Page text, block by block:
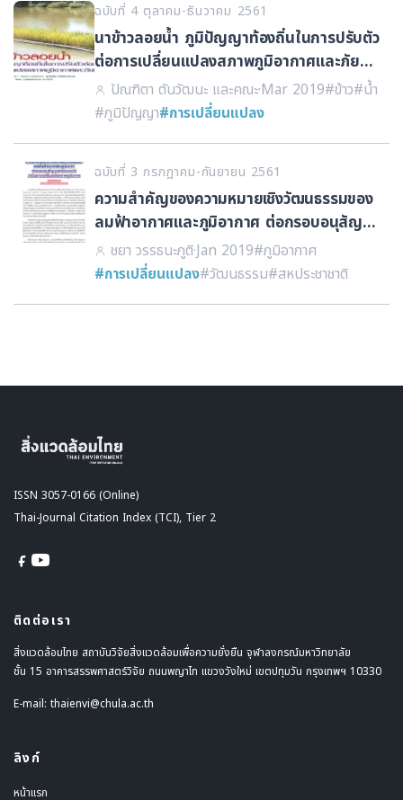
ฉบับที่ 4 ตุลาคม-ธันวาคม 2561
นาข้าวลอยน้ำ ภูมิปัญญาท้องถิ่นในการปรับตัว
ต่อการเปลี่ยนแปลงสภาพภูมิอากาศและภัย
พิบัติปัณฑิตา ตันวัฒนะ และคณะ·Mar 2019#ข้าว#น้ำ
#ภูมิปัญญา#การเปลี่ยนแปลง
ฉบับที่ 3 กรกฎาคม-กันยายน 2561
ความสำคัญของความหมายเชิงวัฒนธรรมของ
ลมฟ้าอากาศและภูมิอากาศ ต่อกรอบอนุสัญญา
สหประชาชาติว่าด้วยการเปลี่ยนแปลงสภาพภูมิ
อากาศ
ชยา วรรธนะภูติ·Jan 2019#ภูมิอากาศ
#การเปลี่ยนแปลง#วัฒนธรรม#สหประชาชาติ
ISSN 3057-0166 (Online)
Thai-Journal Citation Index (TCI), Tier 2
ติดต่อเรา
สิ่งแวดล้อมไทย สถาบันวิจัยสิ่งแวดล้อมเพื่อความยั่งยืน จุฬาลงกรณ์มหาวิทยาลัย
ชั้น 15 อาคารสรรพศาสตร์วิจัย ถนนพญาไท แขวงวังใหม่ เขตปทุมวัน กรุงเทพฯ 10330
E-mail: thaienvi@chula.ac.th
ลิงก์
หน้าแรก